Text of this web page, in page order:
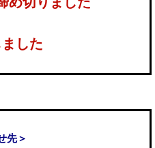
した
先＞